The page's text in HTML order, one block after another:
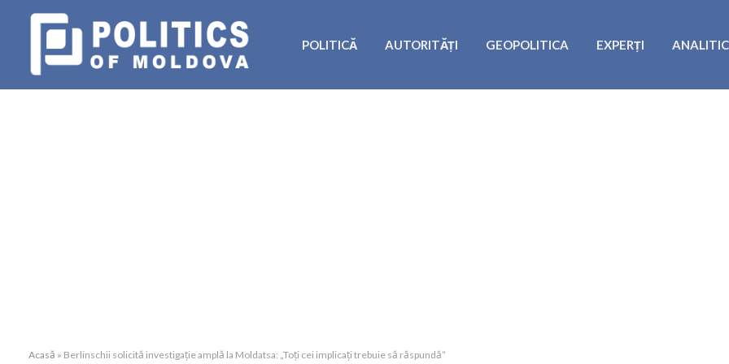
POLITICĂ AUTORITĂȚI GEOPOLITICA EXPERȚI
Acasă » Berlinschii solicită investigație amplă la Moldatsa: „Toți cei implicați trebuie să răspundă”